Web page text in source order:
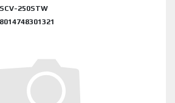
SCV-250STW
8014748301321